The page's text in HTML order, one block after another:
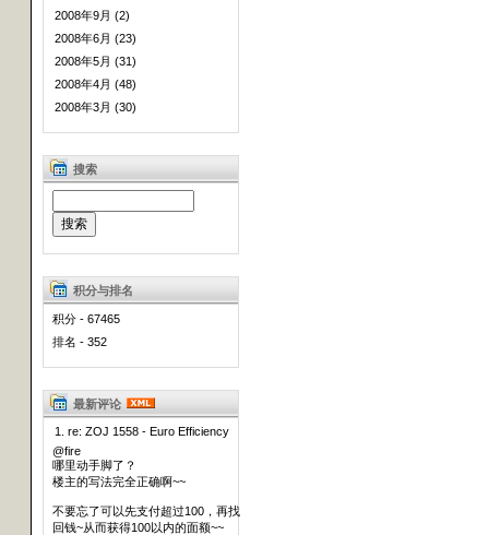
2008年9月 (2)
2008年6月 (23)
2008年5月 (31)
2008年4月 (48)
2008年3月 (30)
搜索
积分与排名
积分 - 67465
排名 - 352
最新评论
1. re: ZOJ 1558 - Euro Efficiency
@fire
哪里动手脚了？
楼主的写法完全正确啊~~
不要忘了可以先支付超过100，再找
回钱~从而获得100以内的面额~~